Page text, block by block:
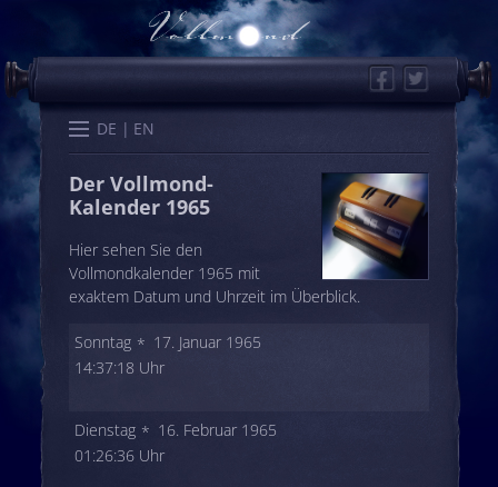
FacebookTwitter
DE EN
Start Kalender Karten
Der Vollmond-
Kalender 1965
Hier sehen Sie den
Vollmondkalender 1965 mit
exaktem Datum und Uhrzeit im Überblick.
Sonntag
17. Januar 1965
14:37:18 Uhr
Dienstag
16. Februar 1965
01:26:36 Uhr